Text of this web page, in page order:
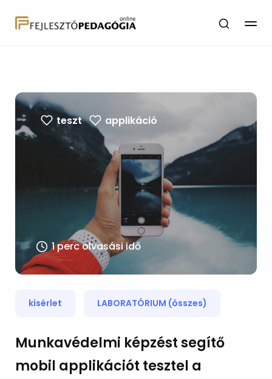
teszt applikáció
1 perc olvasási idő
kísérlet LABORATÓRIUM (összes)
Munkavédelmi képzést segítő
mobil applikációt tesztel a